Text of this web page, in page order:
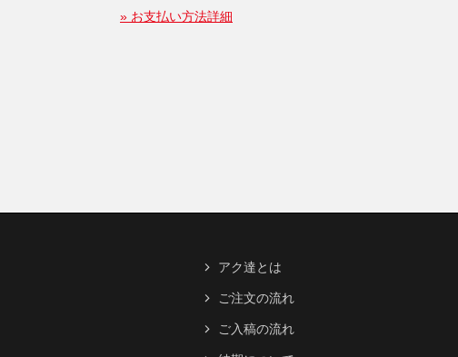
» お支払い方法詳細
アク達とは
ご注文の流れ
ご入稿の流れ